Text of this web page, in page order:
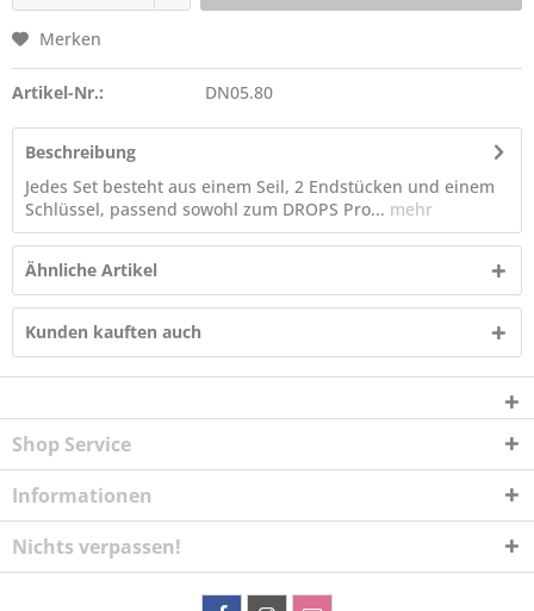
Merken
Artikel-Nr.: DN05.80
Beschreibung
Jedes Set besteht aus einem Seil, 2 Endstücken und einem
Schlüssel, passend sowohl zum DROPS Pro... mehr
Ähnliche Artikel
Kunden kauften auch
Shop Service
Informationen
Nichts verpassen!